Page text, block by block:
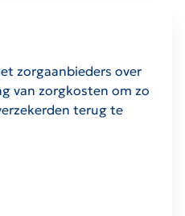
zorgaanbieders over
van zorgkosten om zo
terug te